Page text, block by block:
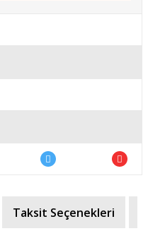
Taksit Seçenekleri